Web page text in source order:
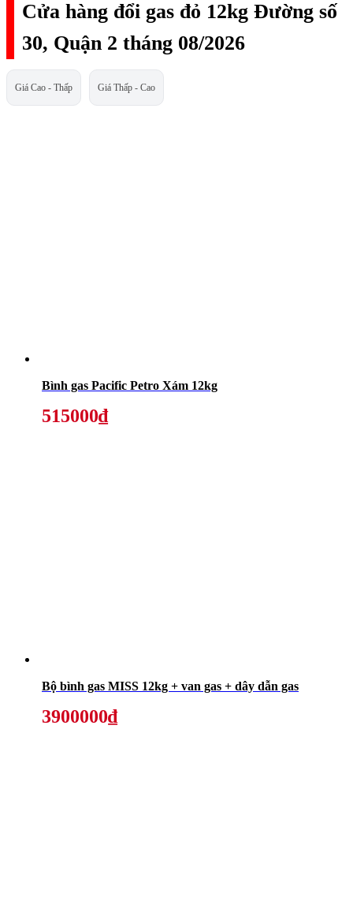
Cửa hàng đổi gas đỏ 12kg Đường số
30, Quận 2 tháng 08/2026
Giá Cao - Thấp Giá Thấp - Cao
Bình gas Pacific Petro Xám 12kg
515000₫
Bộ bình gas MISS 12kg + van gas + dây dẫn gas
3900000₫